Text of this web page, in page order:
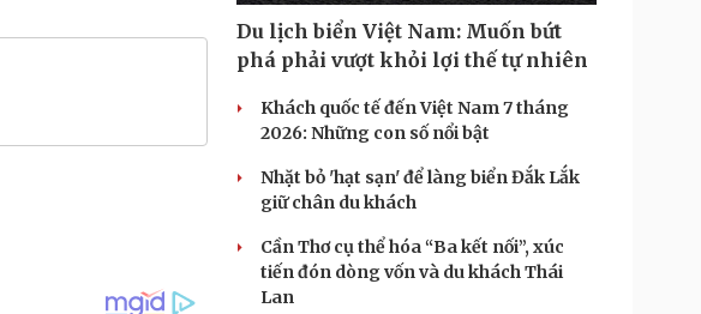
Du lịch biển Việt Nam: Muốn bứt
phá phải vượt khỏi lợi thế tự nhiên
Khách quốc tế đến Việt Nam 7 tháng
2026: Những con số nổi bật
Nhặt bỏ 'hạt sạn' để làng biển Đắk Lắk
giữ chân du khách
Cần Thơ cụ thể hóa “Ba kết nối”, xúc
tiến đón dòng vốn và du khách Thái
Lan